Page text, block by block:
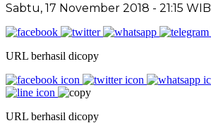
Sabtu, 17 November 2018 - 21:15 WIB
URL berhasil dicopy
URL berhasil dicopy